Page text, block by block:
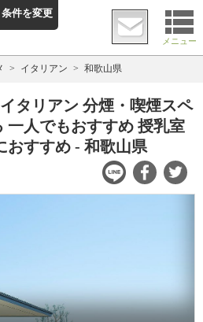
メニュー
イタリアン 和歌山県
タリアン 分煙・喫煙スペ
一人でもおすすめ 授乳室
おすすめ - 和歌山県
条件を変更